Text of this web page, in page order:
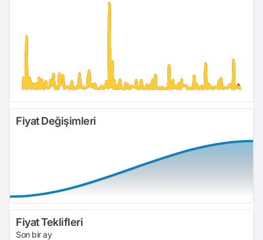
Fiyat Değişimleri
Fiyat Teklifleri
Son bir ay